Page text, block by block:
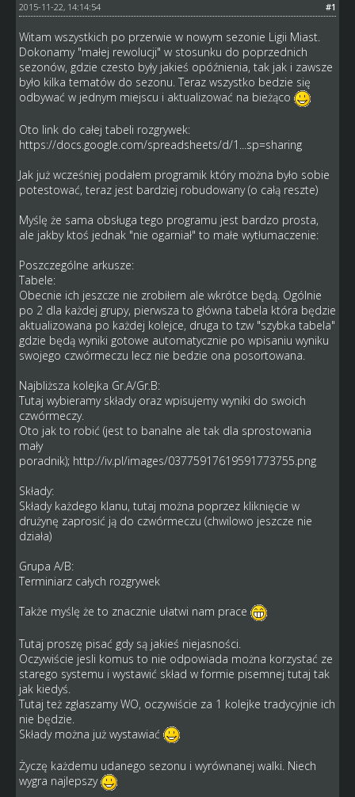
#1
2015-11-22, 14:14:54
Witam wszystkich po przerwie w nowym sezonie Ligii Miast.
Dokonamy "małej rewolucji" w stosunku do poprzednich
sezonów, gdzie czesto były jakieś opóźnienia, tak jak i zawsze
było kilka tematów do sezonu. Teraz wszystko bedzie się
odbywać w jednym miejscu i aktualizować na bieżąco
Oto link do całej tabeli rozgrywek:
https://docs.google.com/spreadsheets/d/1...sp=sharing
Jak już wcześniej podałem programik który można było sobie
potestować, teraz jest bardziej robudowany (o całą reszte)
Myślę że sama obsługa tego programu jest bardzo prosta,
ale jakby ktoś jednak "nie ogarniał" to małe wytłumaczenie:
Poszczególne arkusze:
Tabele:
Obecnie ich jeszcze nie zrobiłem ale wkrótce będą. Ogólnie
po 2 dla każdej grupy, pierwsza to główna tabela która będzie
aktualizowana po każdej kolejce, druga to tzw "szybka tabela"
gdzie będą wyniki gotowe automatycznie po wpisaniu wyniku
swojego czwórmeczu lecz nie bedzie ona posortowana.
Najbliższa kolejka Gr.A/Gr.B:
Tutaj wybieramy składy oraz wpisujemy wyniki do swoich
czwórmeczy.
Oto jak to robić (jest to banalne ale tak dla sprostowania
mały
poradnik); http://iv.pl/images/03775917619591773755.png
Składy:
Składy każdego klanu, tutaj można poprzez kliknięcie w
drużynę zaprosić ją do czwórmeczu (chwilowo jeszcze nie
działa)
Grupa A/B:
Terminiarz całych rozgrywek
Także myślę że to znacznie ułatwi nam prace
Tutaj proszę pisać gdy są jakieś niejasności.
Oczywiście jesli komus to nie odpowiada można korzystać ze
starego systemu i wystawić skład w formie pisemnej tutaj tak
jak kiedyś.
Tutaj też zgłaszamy WO, oczywiście za 1 kolejke tradycyjnie ich
nie będzie.
Składy można już wystawiać
Życzę każdemu udanego sezonu i wyrównanej walki. Niech
wygra najlepszy